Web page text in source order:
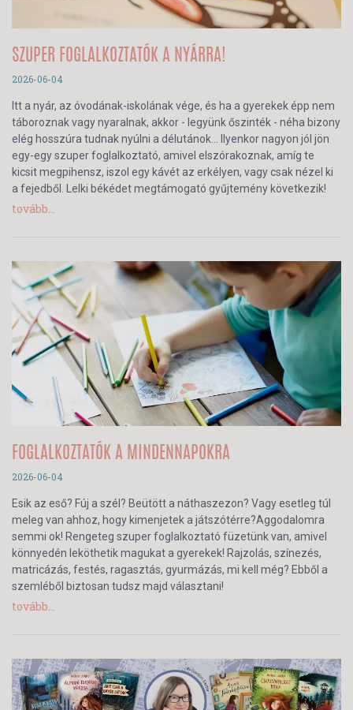
SZUPER FOGLALKOZTATÓK A NYÁRRA!
2026-06-04
Itt a nyár, az óvodának-iskolának vége, és ha a gyerekek épp nem
táboroznak vagy nyaralnak, akkor - legyünk őszinték - néha bizony
elég hosszúra tudnak nyúlni a délutánok… Ilyenkor nagyon jól jön
egy-egy szuper foglalkoztató, amivel elszórakoznak, amíg te
kicsit megpihensz, iszol egy kávét az erkélyen, vagy csak nézel ki
a fejedből. Lelki békédet megtámogató gyűjtemény következik!
tovább...
FOGLALKOZTATÓK A MINDENNAPOKRA
2026-06-04
Esik az eső? Fúj a szél? Beütött a náthaszezon? Vagy esetleg túl
meleg van ahhoz, hogy kimenjetek a játszótérre?Aggodalomra
semmi ok! Rengeteg szuper foglalkoztató füzetünk van, amivel
könnyedén leköthetik magukat a gyerekek! Rajzolás, színezés,
matricázás, festés, ragasztás, gyurmázás, mi kell még? Ebből a
szemléből biztosan tudsz majd választani!
tovább...